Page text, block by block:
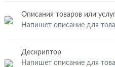
Описания товаров или
Напишет описание для
Дескриптор
Напишет описание для